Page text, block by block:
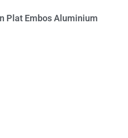
Plat Embos Aluminium